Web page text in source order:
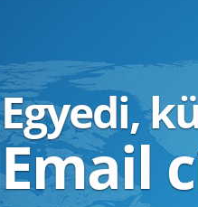
Egyedi,
Email